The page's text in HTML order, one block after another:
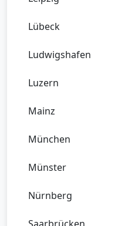
Lübeck
Ludwigshafen
Luzern
Mainz
München
Münster
Nürnberg